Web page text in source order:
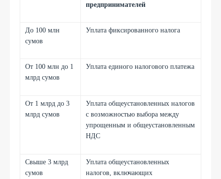
предпринимателей
До 100 млн
сумов
Уплата фиксированного налога
От 100 млн до 1
млрд сумов
Уплата единого налогового платежа
От 1 млрд до 3
млрд сумов
Уплата общеустановленных налогов
с возможностью выбора между
упрощенным и общеустановленным
НДС
Свыше 3 млрд
сумов
Уплата общеустановленных
налогов, включающих